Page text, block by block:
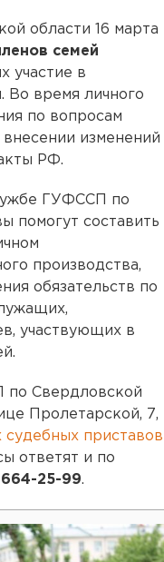
области 16 марта
семей
участие в
Во время личного
по вопросам
изменений
РФ.
ГУФССП по
помогут составить
производства,
обязательств по
участвующих в
по Свердловской
Пролетарской, 7,
приставов
ответят и по
664-25-99.